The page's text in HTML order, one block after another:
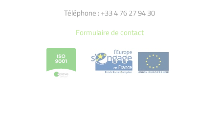
Téléphone : +33 4 76 27 94 30
Formulaire de contact